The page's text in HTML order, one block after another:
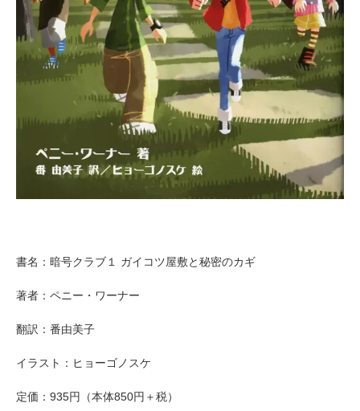
書名：暗号クラブ１ ガイコツ屋敷と秘密のカギ
著者：ペニー・ワーナー
翻訳：番由美子
イラスト：ヒョーゴノスケ
定価：935円（本体850円＋税）